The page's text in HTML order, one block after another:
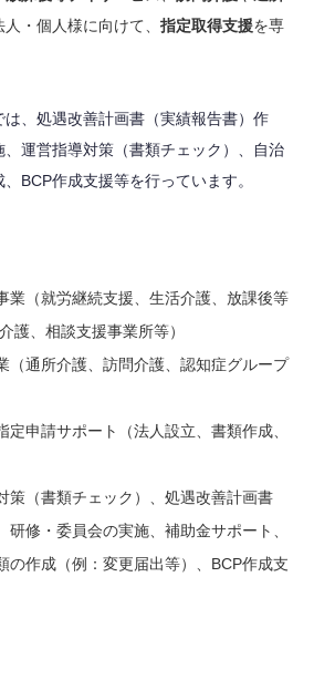
・個人様に向けて、 指定取得支援を専
、処遇改善計画書（実績報告書）作
運営指導対策（書類チェック）、自治
BCP作成支援等を行っています。
業（就労継続支援、生活介護、放課後等
護、相談支援事業所等）
（通所介護、訪問介護、認知症グループ
定申請サポート（法人設立、書類作成、
策（書類チェック）、処遇改善計画書
研修・委員会の実施、補助金サポート、
の作成（例：変更届出等）、BCP作成支